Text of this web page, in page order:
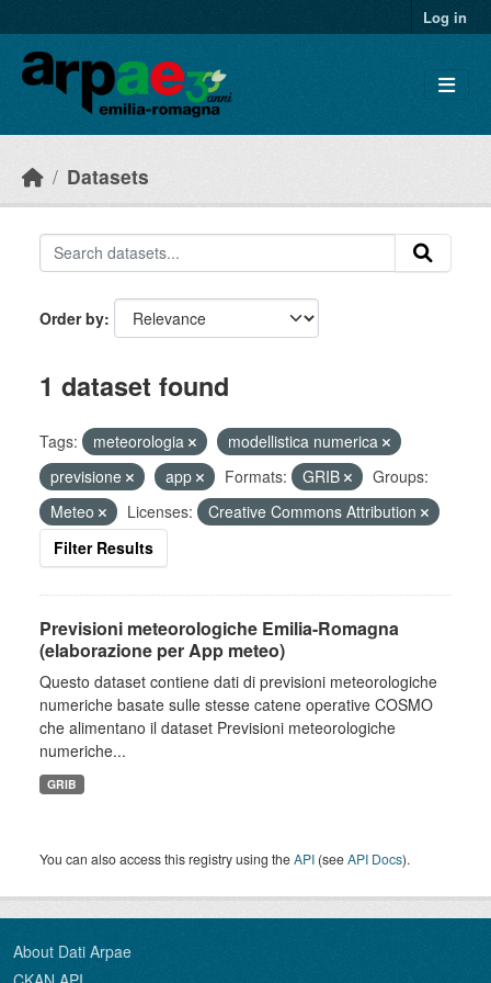
Log in
Datasets
Order by
1 dataset found
Tags: meteorologia
modellistica numerica
previsione
app Formats: GRIB
Groups:
Meteo
Licenses:
Creative Commons Attribution
Filter Results
Previsioni meteorologiche Emilia-Romagna
(elaborazione per App meteo)
Questo dataset contiene dati di previsioni meteorologiche
numeriche basate sulle stesse catene operative COSMO
che alimentano il dataset Previsioni meteorologiche
numeriche...
GRIB
You can also access this registry using theAPI (seeAPI Docs).
About Dati Arpae